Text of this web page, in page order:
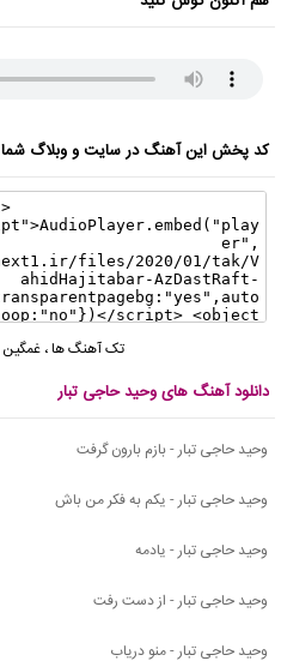
کد پخش این آهنگ در سایت و وبلاگ شما
تک آهنگ ها، غمگین
دانلود آهنگ های وحید حاجی تبار
وحید حاجی تبار - بازم بارون گرفت
وحید حاجی تبار - یکم به فکر من باش
وحید حاجی تبار - یادمه
وحید حاجی تبار - از دست رفت
وحید حاجی تبار - منو دریاب